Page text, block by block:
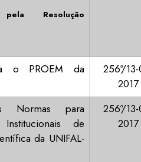
pela Resolução
o PROEM da
256ª/
2017
Normas para
Institucionais de
da UNIFAL-
256ª/
2017